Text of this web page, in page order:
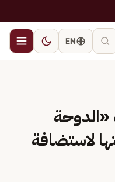
EN
«الدوحة
لاستضافة